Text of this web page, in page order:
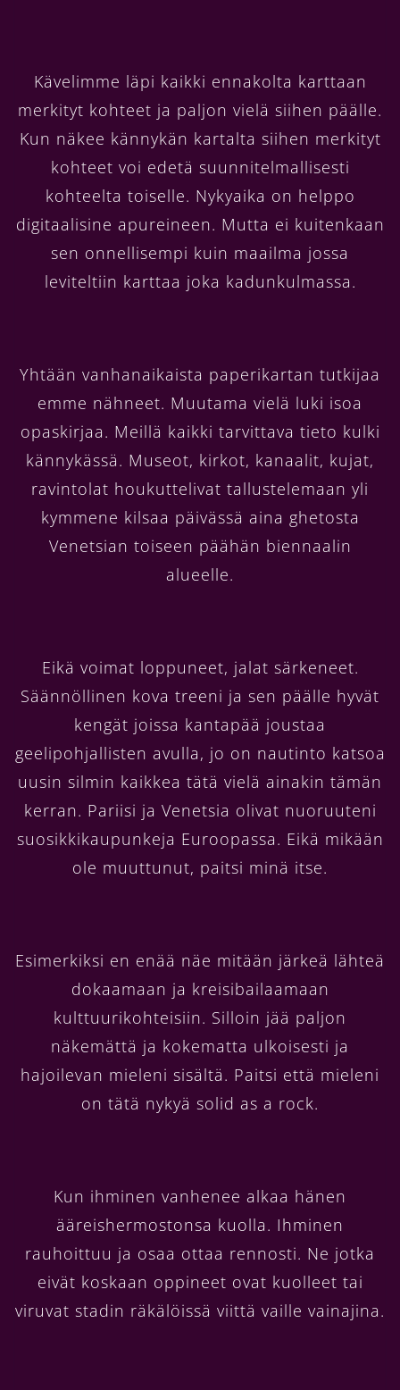
Kävelimme läpi kaikki ennakolta karttaan
merkityt kohteet ja paljon vielä siihen päälle.
Kun näkee kännykän kartalta siihen merkityt
kohteet voi edetä suunnitelmallisesti
kohteelta toiselle. Nykyaika on helppo
digitaalisine apureineen. Mutta ei kuitenkaan
sen onnellisempi kuin maailma jossa
leviteltiin karttaa joka kadunkulmassa.
Yhtään vanhanaikaista paperikartan tutkijaa
emme nähneet. Muutama vielä luki isoa
opaskirjaa. Meillä kaikki tarvittava tieto kulki
kännykässä. Museot, kirkot, kanaalit, kujat,
ravintolat houkuttelivat tallustelemaan yli
kymmene kilsaa päivässä aina ghetosta
Venetsian toiseen päähän biennaalin
alueelle.
Eikä voimat loppuneet, jalat särkeneet.
Säännöllinen kova treeni ja sen päälle hyvät
kengät joissa kantapää joustaa
geelipohjallisten avulla, jo on nautinto katsoa
uusin silmin kaikkea tätä vielä ainakin tämän
kerran. Pariisi ja Venetsia olivat nuoruuteni
suosikkikaupunkeja Euroopassa. Eikä mikään
ole muuttunut, paitsi minä itse.
Esimerkiksi en enää näe mitään järkeä lähteä
dokaamaan ja kreisibailaamaan
kulttuurikohteisiin. Silloin jää paljon
näkemättä ja kokematta ulkoisesti ja
hajoilevan mieleni sisältä. Paitsi että mieleni
on tätä nykyä solid as a rock.
Kun ihminen vanhenee alkaa hänen
ääreishermostonsa kuolla. Ihminen
rauhoittuu ja osaa ottaa rennosti. Ne jotka
eivät koskaan oppineet ovat kuolleet tai
viruvat stadin räkälöissä viittä vaille vainajina.